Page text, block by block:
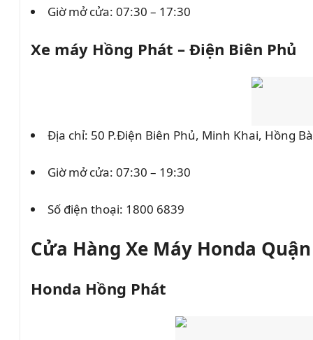
Giờ mở cửa: 07:30 – 17:30
Xe máy Hồng Phát – Điện Biên Phủ
Địa chỉ: 50 P.Điện Biên Phủ, Minh Khai, Hồng
Giờ mở cửa: 07:30 – 19:30
Số điện thoại: 1800 6839
Cửa Hàng Xe Máy Honda
Honda Hồng Phát